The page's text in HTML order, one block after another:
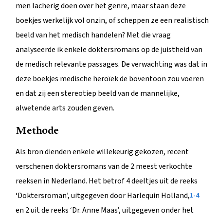
men lacherig doen over het genre, maar staan deze
boekjes werkelijk vol onzin, of scheppen ze een realistisch
beeld van het medisch handelen? Met die vraag
analyseerde ik enkele doktersromans op de juistheid van
de medisch relevante passages. De verwachting was dat in
deze boekjes medische heroïek de boventoon zou voeren
en dat zij een stereotiep beeld van de mannelijke,
alwetende arts zouden geven.
Methode
Als bron dienden enkele willekeurig gekozen, recent
verschenen doktersromans van de 2 meest verkochte
reeksen in Nederland. Het betrof 4 deeltjes uit de reeks
‘Doktersroman’, uitgegeven door Harlequin Holland,1-4
en 2 uit de reeks ‘Dr. Anne Maas’, uitgegeven onder het